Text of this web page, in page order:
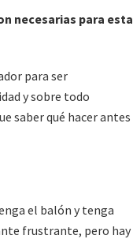
necesarias para esta
para ser
y sobre todo
saber qué hacer antes
el balón y tenga
frustrante, pero hay